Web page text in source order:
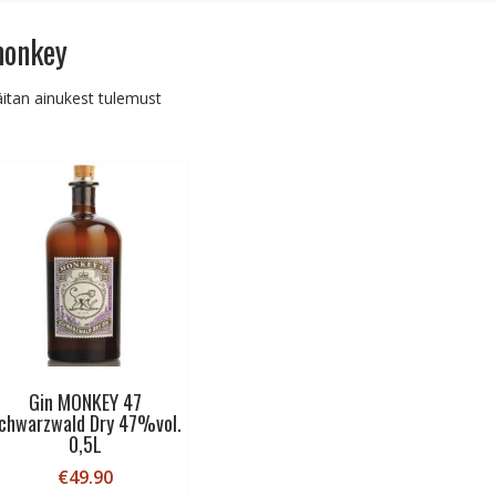
ainukest tulemust
Gin MONKEY 47
Dry 47%vol.
0,5L
€49.90